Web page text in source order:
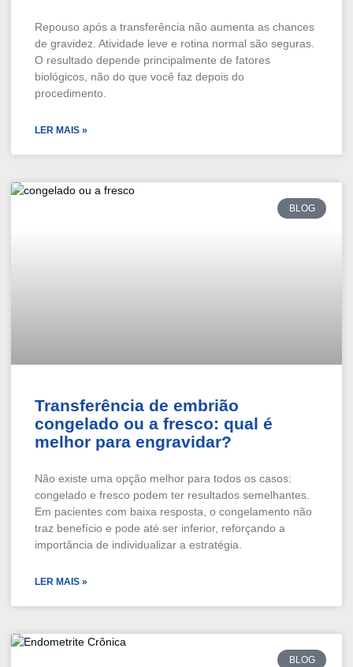
Repouso após a transferência não aumenta as chances
de gravidez. Atividade leve e rotina normal são seguras.
O resultado depende principalmente de fatores
biológicos, não do que você faz depois do
procedimento.
LER MAIS »
BLOG
Transferência de embrião
congelado ou a fresco: qual é
melhor para engravidar?
Não existe uma opção melhor para todos os casos:
congelado e fresco podem ter resultados semelhantes.
Em pacientes com baixa resposta, o congelamento não
traz benefício e pode até ser inferior, reforçando a
importância de individualizar a estratégia.
LER MAIS »
BLOG